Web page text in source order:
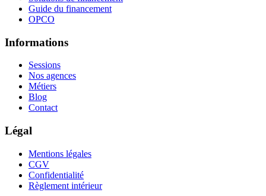
Guide du financement
OPCO
Informations
Sessions
Nos agences
Métiers
Blog
Contact
Légal
Mentions légales
CGV
Confidentialité
Règlement intérieur